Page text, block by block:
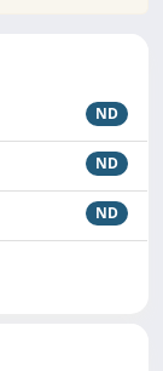
ND
ND
ND